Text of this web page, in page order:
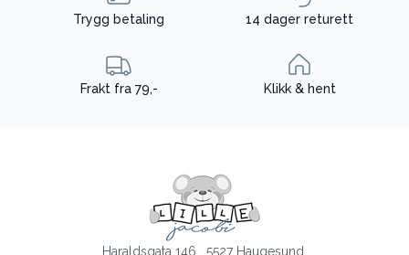
Trygg betaling 14 dager returett
Frakt fra 79,- Klikk & hent
Haraldsgata 146 , 5527 Haugesund.